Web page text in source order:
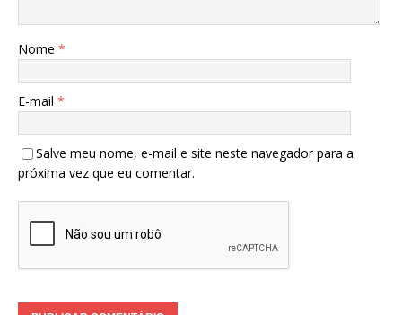
Nome *
E-mail *
Salve meu nome, e-mail e site neste navegador para a
próxima vez que eu comentar.